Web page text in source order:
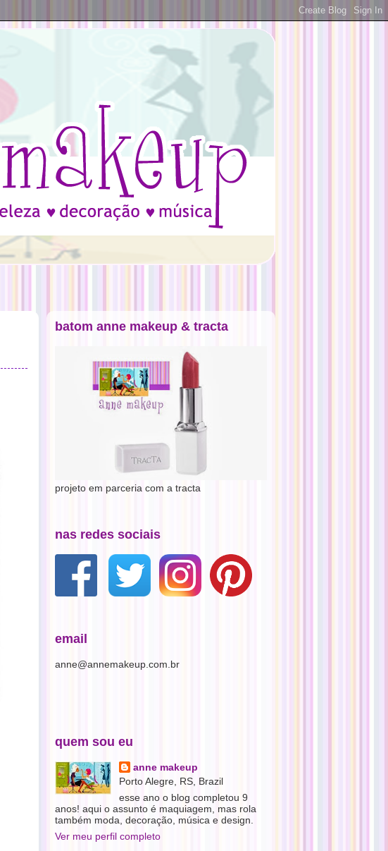
batom anne makeup & tracta
projeto em parceria com a tracta
nas redes sociais
email
anne@annemakeup.com.br
quem sou eu
anne makeup
Porto Alegre, RS, Brazil
esse ano o blog completou 9
anos! aqui o assunto é maquiagem, mas rola
também moda, decoração, música e design.
Ver meu perfil completo